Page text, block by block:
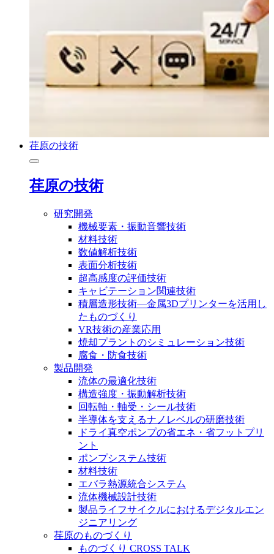
荏原の技術
荏原の技術
研究開発
機械要素・振動音響技術
材料技術
数値解析技術
表面分析技術
超高感度の評価技術
キャビテーション関連技術
積層造形技術―金属3Dプリンターを活用し
たものづくり
VR技術の産業応用
焼却プラントのシミュレーション技術
腐食・防食技術
製品開発
流体の最適化技術
構造強度・振動解析技術
回転軸・軸受・シール技術
半導体を支えるナノレベルの研磨技術
ドライ真空ポンプの省エネ・省フットプリ
ント
ポンプシステム技術
材料技術
エバラ熱源統合システム
流体機械設計技術
製品ライフサイクルにおけるデジタルエン
ジニアリング
荏原のものづくり
ものづくり CROSS TALK